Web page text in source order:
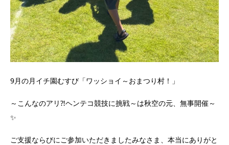
9月の月イチ園むすび「ワッショイ～おまつり村！」
～こんなのアリ⁈ヘンテコ競技に挑戦～は秋空の元、無事開催～
✨
ご支援ならびにご参加いただきましたみなさま、本当にありがと